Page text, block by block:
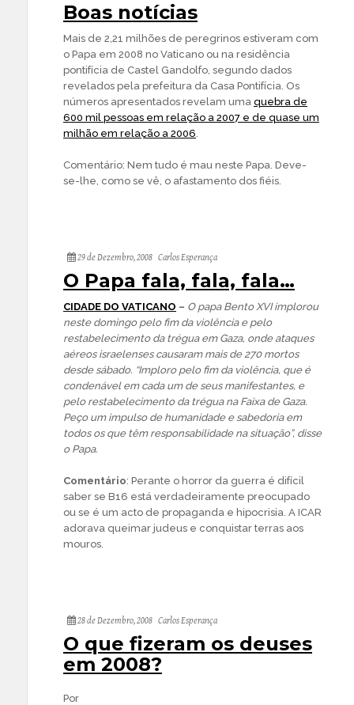
Boas notícias
Mais de 2,21 milhões de peregrinos estiveram com
o Papa em 2008 no Vaticano ou na residência
pontifícia de Castel Gandolfo, segundo dados
revelados pela prefeitura da Casa Pontifícia. Os
números apresentados revelam uma quebra de
600 mil pessoas em relação a 2007 e de quase um
milhão em relação a 2006.
Comentário: Nem tudo é mau neste Papa. Deve-
se-lhe, como se vê, o afastamento dos fiéis.
29 de Dezembro, 2008 Carlos Esperança
O Papa fala, fala, fala…
CIDADE DO VATICANO – O papa Bento XVI implorou
neste domingo pelo fim da violência e pelo
restabelecimento da trégua em Gaza, onde ataques
aéreos israelenses causaram mais de 270 mortos
desde sábado. “Imploro pelo fim da violência, que é
condenável em cada um de seus manifestantes, e
pelo restabelecimento da trégua na Faixa de Gaza.
Peço um impulso de humanidade e sabedoria em
todos os que têm responsabilidade na situação”, disse
o Papa.
Comentário: Perante o horror da guerra é difícil
saber se B16 está verdadeiramente preocupado
ou se é um acto de propaganda e hipocrisia. A ICAR
adorava queimar judeus e conquistar terras aos
mouros.
28 de Dezembro, 2008 Carlos Esperança
O que fizeram os deuses
em 2008?
Por